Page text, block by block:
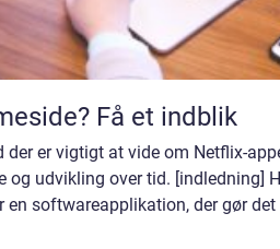
Få et indblik
der er vigtigt at vide om Netflix-
og udvikling over tid. [indledning]
en softwareapplikation, der gør det